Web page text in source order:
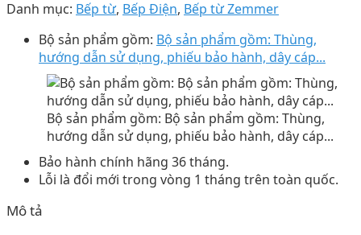
Danh mục: Bếp từ, Bếp Điện, Bếp từ Zemmer
Bộ sản phẩm gồm: Bộ sản phẩm gồm: Thùng,
hướng dẫn sử dụng, phiếu bảo hành, dây cáp...
Bộ sản phẩm gồm: Bộ sản phẩm gồm: Thùng,
hướng dẫn sử dụng, phiếu bảo hành, dây cáp...
Bảo hành chính hãng 36 tháng.
Lỗi là đổi mới trong vòng 1 tháng trên toàn quốc.
Mô tả